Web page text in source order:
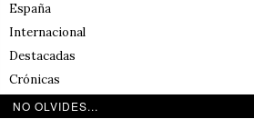
España
Internacional
Destacadas
Crónicas
Noticias de deportes en España
NO OLVIDES...